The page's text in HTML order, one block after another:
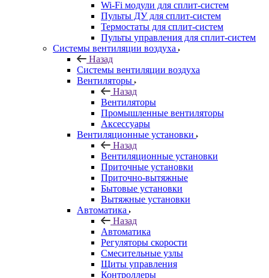
Wi-Fi модули для сплит-систем
Пульты ДУ для сплит-систем
Термостаты для сплит-систем
Пульты управления для сплит-систем
Системы вентиляции воздуха
Назад
Системы вентиляции воздуха
Вентиляторы
Назад
Вентиляторы
Промышленные вентиляторы
Аксессуары
Вентиляционные установки
Назад
Вентиляционные установки
Приточные установки
Приточно-вытяжные
Бытовые установки
Вытяжные установки
Автоматика
Назад
Автоматика
Регуляторы скорости
Смесительные узлы
Щиты управления
Контроллеры